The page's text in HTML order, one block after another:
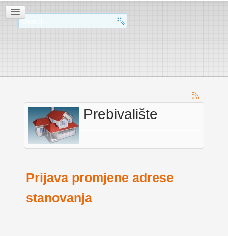
Prebivalište
Prijava promjene adrese
stanovanja